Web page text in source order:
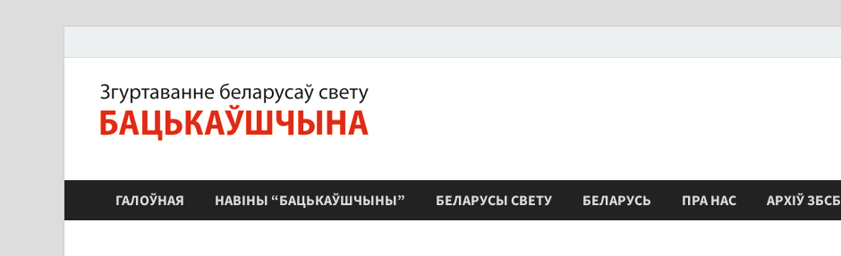
ЗБС "Бацькаўшчына"
ГАЛОЎНАЯ НАВІНЫ “БАЦЬКАЎШЧЫНЫ” БЕЛАРУСЫ СВЕТУ БЕЛАРУСЬ ПРА НАС АРХІЎ ЗБСБ